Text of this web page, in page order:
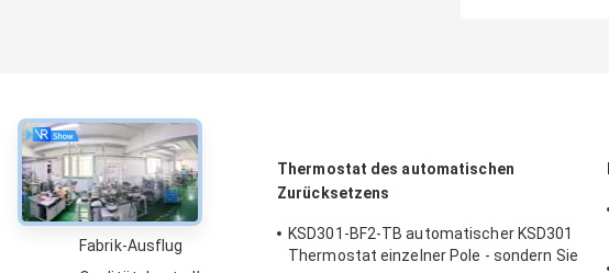
über
Über uns
Fabrik-Ausflug
Thermostat des automatischen
Zurücksetzens
KSD301-BF2-TB automatischer KSD301
Thermostat einzelner Pole - sondern Sie